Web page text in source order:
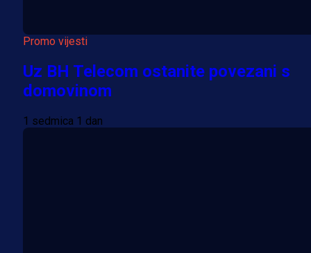
Promo vijesti
Uz BH Telecom ostanite povezani s
domovinom
1 sedmica 1 dan